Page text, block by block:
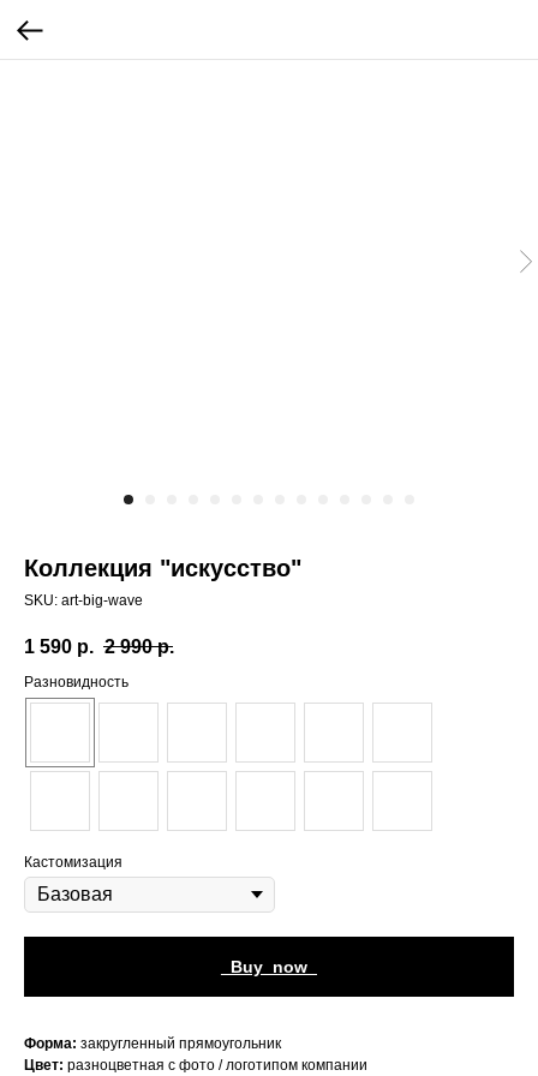
Коллекция "искусство"
SKU: art-big-wave
1 590 р. 2 990 р.
Разновидность
Кастомизация
_Buy_now_
Форма: закругленный прямоугольник
Цвет: разноцветная с фото / логотипом компании